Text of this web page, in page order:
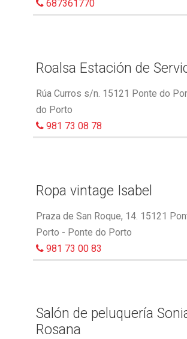
687361770
Roalsa Estación de
Rúa Curros s/n. 15121 Ponte do
do Porto
981 73 08 78
Ropa vintage Isabel
Praza de San Roque, 14. 15121
Porto - Ponte do Porto
981 73 00 83
Salón de peluquería
Rosana